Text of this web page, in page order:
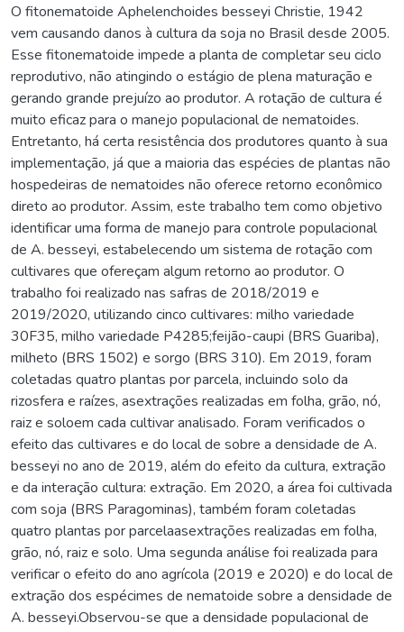
O fitonematoide Aphelenchoides besseyi Christie, 1942
vem causando danos à cultura da soja no Brasil desde 2005.
Esse fitonematoide impede a planta de completar seu ciclo
reprodutivo, não atingindo o estágio de plena maturação e
gerando grande prejuízo ao produtor. A rotação de cultura é
muito eficaz para o manejo populacional de nematoides.
Entretanto, há certa resistência dos produtores quanto à sua
implementação, já que a maioria das espécies de plantas não
hospedeiras de nematoides não oferece retorno econômico
direto ao produtor. Assim, este trabalho tem como objetivo
identificar uma forma de manejo para controle populacional
de A. besseyi, estabelecendo um sistema de rotação com
cultivares que ofereçam algum retorno ao produtor. O
trabalho foi realizado nas safras de 2018/2019 e
2019/2020, utilizando cinco cultivares: milho variedade
30F35, milho variedade P4285;feijão-caupi (BRS Guariba),
milheto (BRS 1502) e sorgo (BRS 310). Em 2019, foram
coletadas quatro plantas por parcela, incluindo solo da
rizosfera e raízes, asextrações realizadas em folha, grão, nó,
raiz e soloem cada cultivar analisado. Foram verificados o
efeito das cultivares e do local de sobre a densidade de A.
besseyi no ano de 2019, além do efeito da cultura, extração
e da interação cultura: extração. Em 2020, a área foi cultivada
com soja (BRS Paragominas), também foram coletadas
quatro plantas por parcelaasextrações realizadas em folha,
grão, nó, raiz e solo. Uma segunda análise foi realizada para
verificar o efeito do ano agrícola (2019 e 2020) e do local de
extração dos espécimes de nematoide sobre a densidade de
A. besseyi.Observou-se que a densidade populacional de